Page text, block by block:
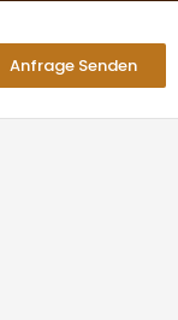
Anfrage Senden